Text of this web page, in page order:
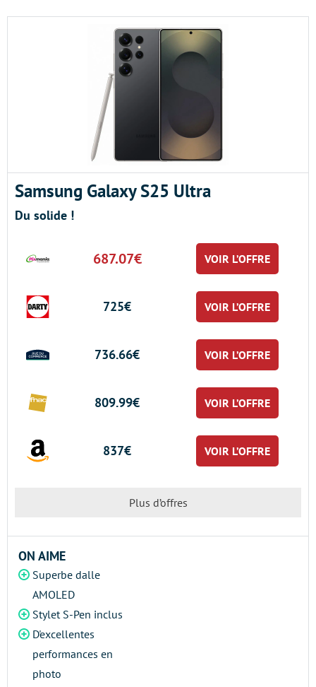
Samsung Galaxy S25 Ultra
Du solide !
687.07€ VOIR L’OFFRE
725€ VOIR L’OFFRE
736.66€ VOIR L’OFFRE
809.99€ VOIR L’OFFRE
837€ VOIR L’OFFRE
Plus d’offres
ON AIME
Superbe dalle
AMOLED
Stylet S-Pen inclus
D'excellentes
performances en
photo